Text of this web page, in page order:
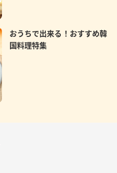
おうちで出来る！おすすめ韓
国料理特集